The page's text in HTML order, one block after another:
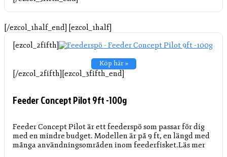
[/ezcol_1half_end] [ezcol_1half]
[ezcol_2fifth]
Köp här »
[/ezcol_2fifth][ezcol_3fifth_end]
Feeder Concept Pilot 9ft -100g
Feeder Concept Pilot är ett feederspö som passar för dig
med en mindre budget. Modellen är på 9 ft, en längd med
många användningsområden inom feederfisket.Läs mer